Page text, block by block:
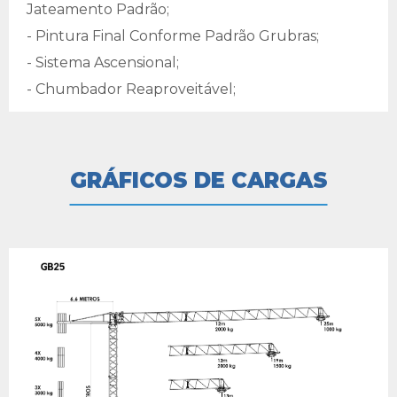
Jateamento Padrão;
- Pintura Final Conforme Padrão Grubras;
- Sistema Ascensional;
- Chumbador Reaproveitável;
GRÁFICOS DE CARGAS